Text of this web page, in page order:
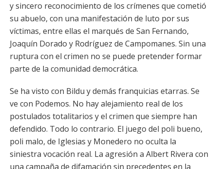
y sincero reconocimiento de los crímenes que cometió
su abuelo, con una manifestación de luto por sus
víctimas, entre ellas el marqués de San Fernando,
Joaquín Dorado y Rodríguez de Campomanes. Sin una
ruptura con el crimen no se puede pretender formar
parte de la comunidad democrática.
Se ha visto con Bildu y demás franquicias etarras. Se
ve con Podemos. No hay alejamiento real de los
postulados totalitarios y el crimen que siempre han
defendido. Todo lo contrario. El juego del poli bueno,
poli malo, de Iglesias y Monedero no oculta la
siniestra vocación real. La agresión a Albert Rivera con
una campaña de difamación sin precedentes en la